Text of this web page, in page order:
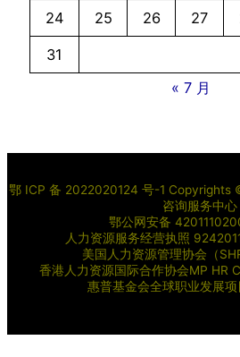
24 25 26 27
31
« 7 月
鄂 ICP 备 2022020124 号-1 Copyrights
咨询服务中心
鄂公网安备
人力资源服务经营执照
美国人力资源管理协会（
香港人力资源国际合作协会MP HR
惠普基金会全球职业发展